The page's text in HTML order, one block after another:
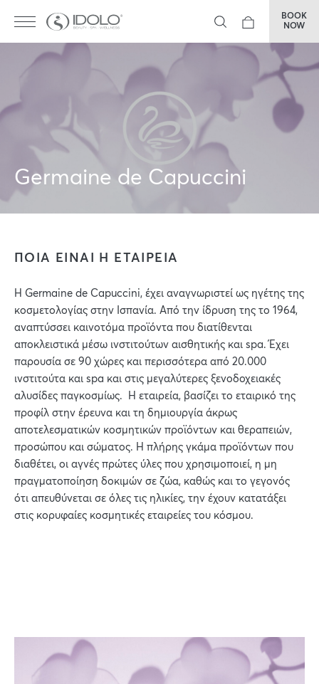
BOOK
NOW
Germaine de Capuccini
ΠΟΙΑ ΕΙΝΑΙ Η ΕΤΑΙΡΕΙΑ
H Germaine de Capuccini, έχει αναγνωριστεί ως ηγέτης της
κοσμετολογίας στην Ισπανία. Από την ίδρυση της το 1964,
αναπτύσσει καινοτόμα προϊόντα που διατίθενται
αποκλειστικά μέσω ινστιτούτων αισθητικής και spa. Έχει
παρουσία σε 90 χώρες και περισσότερα από 20.000
ινστιτούτα και spa και στις μεγαλύτερες ξενοδοχειακές
αλυσίδες παγκοσμίως. Η εταιρεία, βασίζει το εταιρικό της
προφίλ στην έρευνα και τη δημιουργία άκρως
αποτελεσματικών κοσμητικών προϊόντων και θεραπειών,
προσώπου και σώματος. Η πλήρης γκάμα προϊόντων που
διαθέτει, οι αγνές πρώτες ύλες που χρησιμοποιεί, η μη
πραγματοποίηση δοκιμών σε ζώα, καθώς και το γεγονός
ότι απευθύνεται σε όλες τις ηλικίες, την έχουν κατατάξει
στις κορυφαίες κοσμητικές εταιρείες του κόσμου.